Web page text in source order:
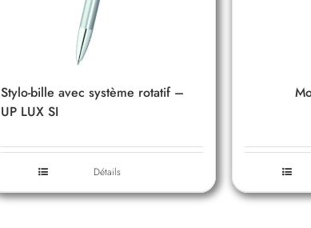
Stylo-bille avec système rotatif –
UP LUX SI
Détails